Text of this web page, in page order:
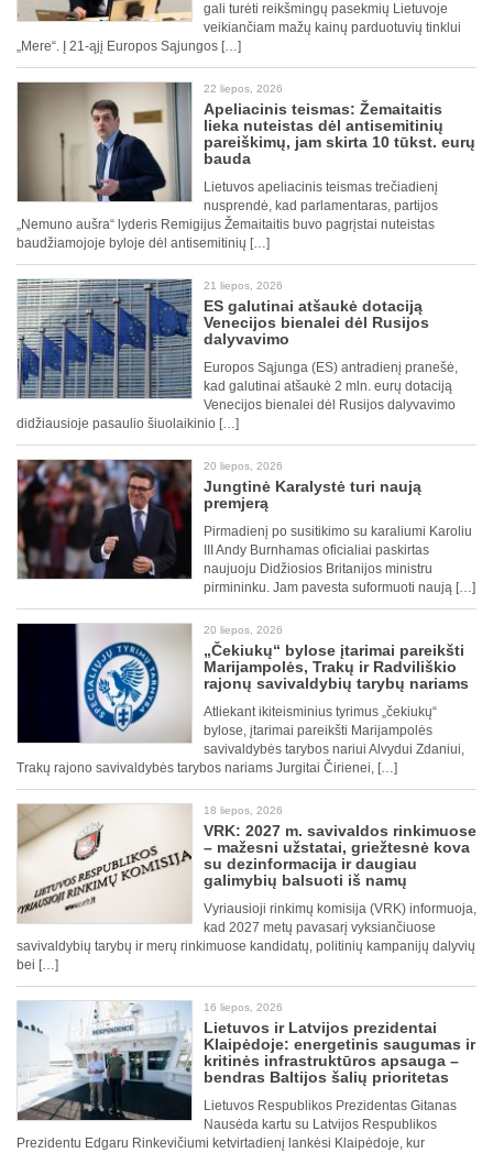
gali turėti reikšmingų pasekmių Lietuvoje
veikiančiam mažų kainų parduotuvių tinklui
„Mere“. Į 21-ąjį Europos Sąjungos […]
22 liepos, 2026
Apeliacinis teismas: Žemaitaitis
lieka nuteistas dėl antisemitinių
pareiškimų, jam skirta 10 tūkst. eurų
bauda
Lietuvos apeliacinis teismas trečiadienį
nusprendė, kad parlamentaras, partijos
„Nemuno aušra“ lyderis Remigijus Žemaitaitis buvo pagrįstai nuteistas
baudžiamojoje byloje dėl antisemitinių […]
21 liepos, 2026
ES galutinai atšaukė dotaciją
Venecijos bienalei dėl Rusijos
dalyvavimo
Europos Sąjunga (ES) antradienį pranešė,
kad galutinai atšaukė 2 mln. eurų dotaciją
Venecijos bienalei dėl Rusijos dalyvavimo
didžiausioje pasaulio šiuolaikinio […]
20 liepos, 2026
Jungtinė Karalystė turi naują
premjerą
Pirmadienį po susitikimo su karaliumi Karoliu
III Andy Burnhamas oficialiai paskirtas
naujuoju Didžiosios Britanijos ministru
pirmininku. Jam pavesta suformuoti naują […]
20 liepos, 2026
„Čekiukų“ bylose įtarimai pareikšti
Marijampolės, Trakų ir Radviliškio
rajonų savivaldybių tarybų nariams
Atliekant ikiteisminius tyrimus „čekiukų“
bylose, įtarimai pareikšti Marijampolės
savivaldybės tarybos nariui Alvydui Zdaniui,
Trakų rajono savivaldybės tarybos nariams Jurgitai Čirienei, […]
18 liepos, 2026
VRK: 2027 m. savivaldos rinkimuose
– mažesni užstatai, griežtesnė kova
su dezinformacija ir daugiau
galimybių balsuoti iš namų
Vyriausioji rinkimų komisija (VRK) informuoja,
kad 2027 metų pavasarį vyksiančiuose
savivaldybių tarybų ir merų rinkimuose kandidatų, politinių kampanijų dalyvių
bei […]
16 liepos, 2026
Lietuvos ir Latvijos prezidentai
Klaipėdoje: energetinis saugumas ir
kritinės infrastruktūros apsauga –
bendras Baltijos šalių prioritetas
Lietuvos Respublikos Prezidentas Gitanas
Nausėda kartu su Latvijos Respublikos
Prezidentu Edgaru Rinkevičiumi ketvirtadienį lankėsi Klaipėdoje, kur